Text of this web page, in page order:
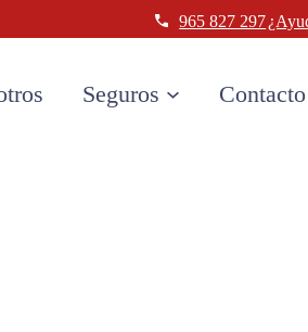
965 827 297
Seguros Contacto